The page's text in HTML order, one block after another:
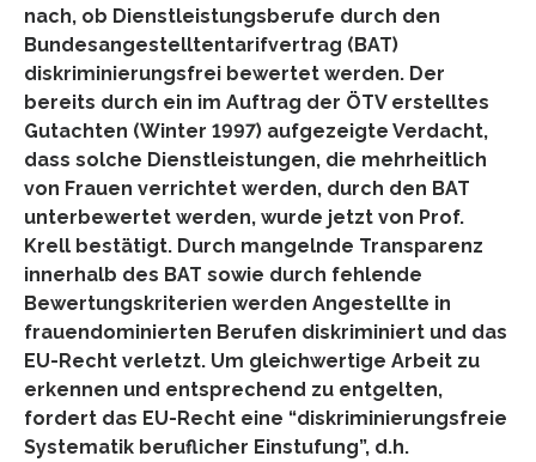
nach, ob Dienstleistungsberufe durch den
Bundesangestelltentarifvertrag (BAT)
diskriminierungsfrei bewertet werden. Der
bereits durch ein im Auftrag der ÖTV erstelltes
Gutachten (Winter 1997) aufgezeigte Verdacht,
dass solche Dienstleistungen, die mehrheitlich
von Frauen verrichtet werden, durch den BAT
unterbewertet werden, wurde jetzt von Prof.
Krell bestätigt. Durch mangelnde Transparenz
innerhalb des BAT sowie durch fehlende
Bewertungskriterien werden Angestellte in
frauendominierten Berufen diskriminiert und das
EU-Recht verletzt. Um gleichwertige Arbeit zu
erkennen und entsprechend zu entgelten,
fordert das EU-Recht eine “diskriminierungsfreie
Systematik beruflicher Einstufung”, d.h.